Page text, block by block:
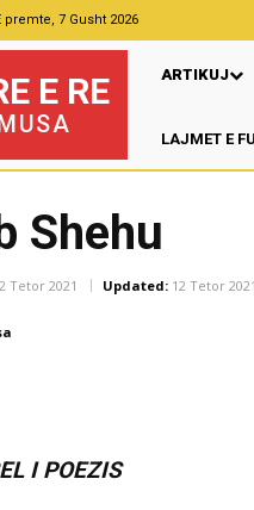
premte, 7 Gusht 2026
E RE ARTIKUJ
LAJMET E
Shehu
Tetor 2021 Updated: 12 Tetor 2021
I POEZIS